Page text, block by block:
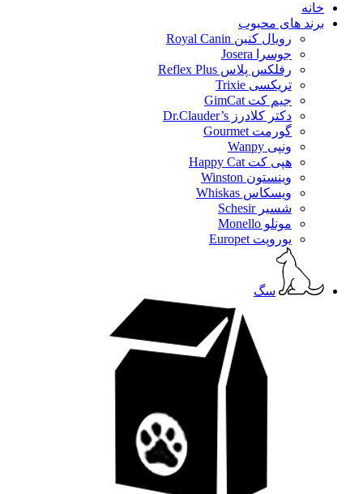
خانه
برند های محبوب
رویال کنین Royal Canin
جوسرا Josera
رفلکس پلاس Reflex Plus
تریکسی Trixie
جیم کت GimCat
دکتر کلادرز Dr.Clauder’s
گورمت Gourmet
ونپی Wanpy
هپی کت Happy Cat
وینستون Winston
ویسکاس Whiskas
شسیر Schesir
مونلو Monello
یوروپت Europet
سگ